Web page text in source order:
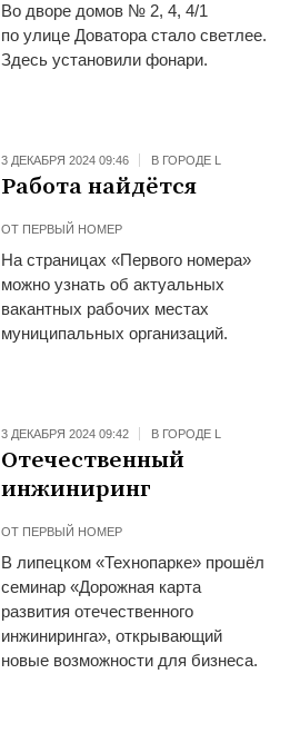
Во дворе домов № 2, 4, 4/1
по улице Доватора стало светлее.
Здесь установили фонари.
3 ДЕКАБРЯ 2024 09:46 В ГОРОДЕ L
Работа найдётся
ОТ ПЕРВЫЙ НОМЕР
На страницах «Первого номера»
можно узнать об актуальных
вакантных рабочих местах
муниципальных организаций.
3 ДЕКАБРЯ 2024 09:42 В ГОРОДЕ L
Отечественный
инжиниринг
ОТ ПЕРВЫЙ НОМЕР
В липецком «Технопарке» прошёл
семинар «Дорожная карта
развития отечественного
инжиниринга», открывающий
новые возможности для бизнеса.